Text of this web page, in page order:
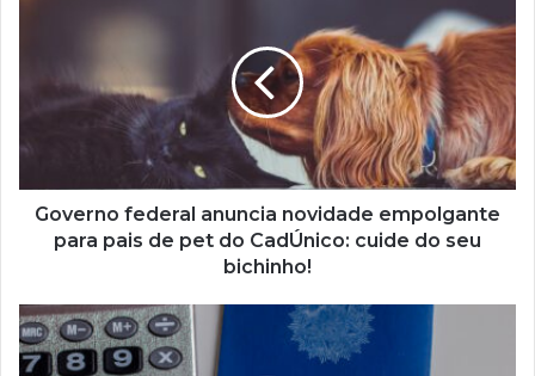
empolgante
para
pet
do
CadÚnico:
seu
bichinho!
Governo federal anuncia novidade empolgante
para pais de pet do CadÚnico: cuide do seu
bichinho!
Pagamento
de
até